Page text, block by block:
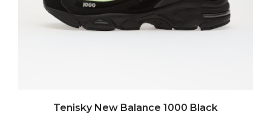
Tenisky New Balance 1000 Black